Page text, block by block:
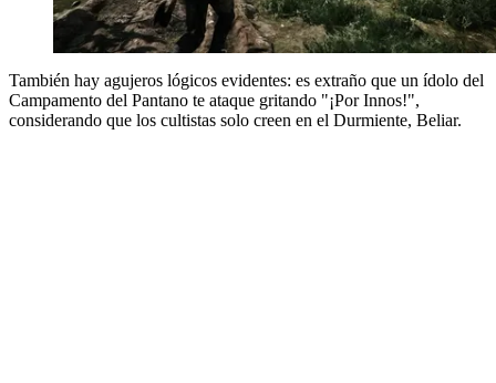
También hay agujeros lógicos evidentes: es extraño que un ídolo del
Campamento del Pantano te ataque gritando "¡Por Innos!",
considerando que los cultistas solo creen en el Durmiente, Beliar.